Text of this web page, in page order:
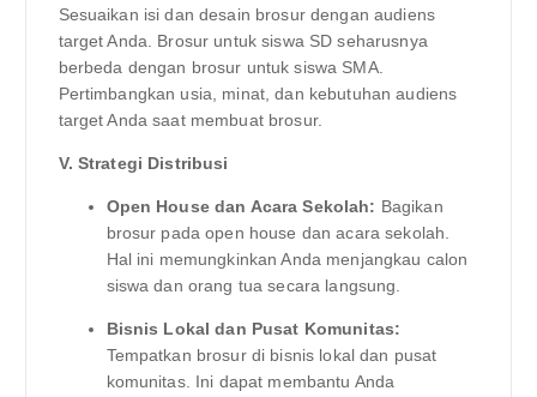
Sesuaikan isi dan desain brosur dengan audiens
target Anda. Brosur untuk siswa SD seharusnya
berbeda dengan brosur untuk siswa SMA.
Pertimbangkan usia, minat, dan kebutuhan audiens
target Anda saat membuat brosur.
V. Strategi Distribusi
Open House dan Acara Sekolah: Bagikan
brosur pada open house dan acara sekolah.
Hal ini memungkinkan Anda menjangkau calon
siswa dan orang tua secara langsung.
Bisnis Lokal dan Pusat Komunitas:
Tempatkan brosur di bisnis lokal dan pusat
komunitas. Ini dapat membantu Anda